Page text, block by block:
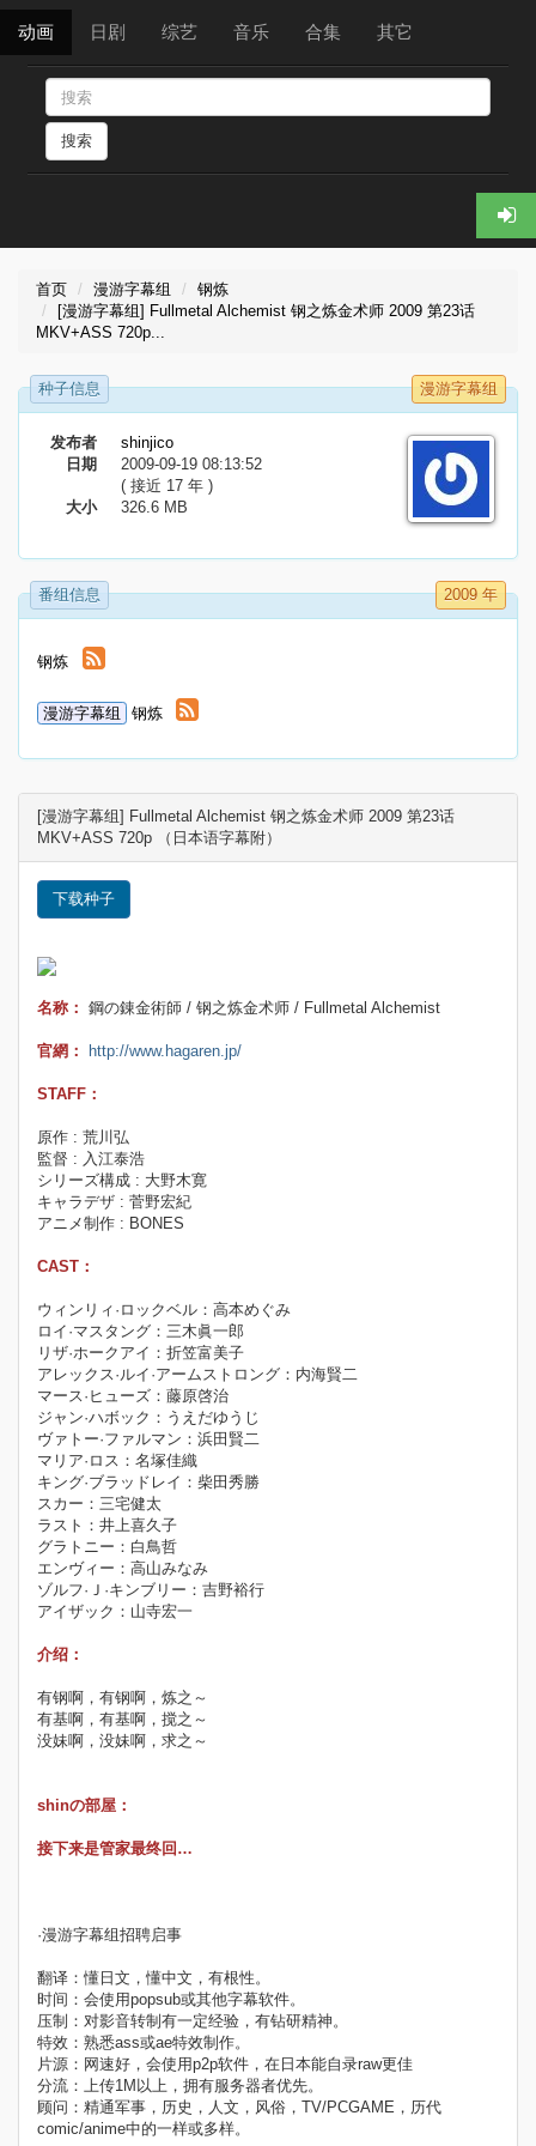
动画 日剧 综艺 音乐 合集 其它
搜索
首页 漫游字幕组
钢炼
[漫游字幕组] Fullmetal Alchemist 钢之炼金术师 2009 第23话
MKV+ASS 720p...
种子信息 漫游字幕组
发布者
shinjico
日期
2009-09-19 08:13:52
( 接近 17 年 )
大小
326.6 MB
番组信息 2009 年
钢炼
漫游字幕组 钢炼
[漫游字幕组] Fullmetal Alchemist 钢之炼金术师 2009 第23话
MKV+ASS 720p （日本语字幕附）
下载种子
名称： 鋼の錬金術師 / 钢之炼金术师 / Fullmetal Alchemist
官網： http://www.hagaren.jp/
STAFF：
原作 : 荒川弘
監督 : 入江泰浩
シリーズ構成 : 大野木寛
キャラデザ : 菅野宏紀
アニメ制作 : BONES
CAST：
ウィンリィ·ロックベル：高本めぐみ
ロイ·マスタング：三木眞一郎
リザ·ホークアイ：折笠富美子
アレックス·ルイ·アームストロング：内海賢二
マース·ヒューズ：藤原啓治
ジャン·ハボック：うえだゆうじ
ヴァトー·ファルマン：浜田賢二
マリア·ロス：名塚佳織
キング·ブラッドレイ：柴田秀勝
スカー：三宅健太
ラスト：井上喜久子
グラトニー：白鳥哲
エンヴィー：高山みなみ
ゾルフ·Ｊ·キンブリー：吉野裕行
アイザック：山寺宏一
介绍：
有钢啊，有钢啊，炼之～
有基啊，有基啊，搅之～
没妹啊，没妹啊，求之～
shinの部屋：
接下来是管家最终回…
·漫游字幕组招聘启事
翻译：懂日文，懂中文，有根性。
时间：会使用popsub或其他字幕软件。
压制：对影音转制有一定经验，有钻研精神。
特效：熟悉ass或ae特效制作。
片源：网速好，会使用p2p软件，在日本能自录raw更佳
分流：上传1M以上，拥有服务器者优先。
顾问：精通军事，历史，人文，风俗，TV/PCGAME，历代
comic/anime中的一样或多样。